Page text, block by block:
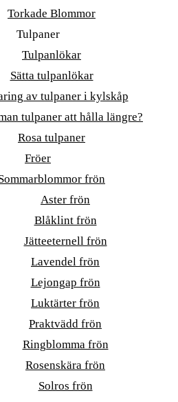
Torkade Blommor
Tulpaner
Tulpanlökar
Sätta tulpanlökar
av tulpaner i kylskåp
tulpaner att hålla längre?
Rosa tulpaner
Fröer
frön
Aster frön
Blåklint frön
Jätteeternell frön
Lavendel frön
Lejongap frön
Luktärter frön
Praktvädd frön
Ringblomma frön
Rosenskära frön
Solros frön